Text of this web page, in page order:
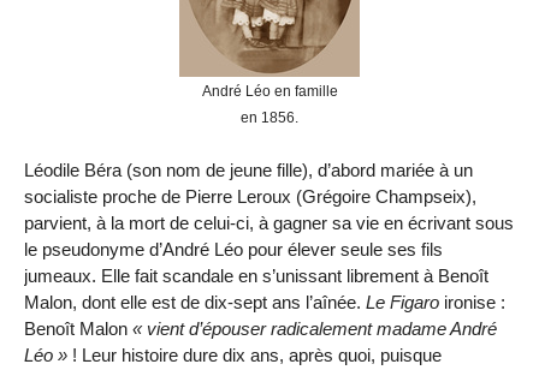
André Léo en famille
en 1856.
Léodile Béra (son nom de jeune fille), d’abord mariée à un
socialiste proche de Pierre Leroux (Grégoire Champseix),
parvient, à la mort de celui-ci, à gagner sa vie en écrivant sous
le pseudonyme d’André Léo pour élever seule ses fils
jumeaux. Elle fait scandale en s’unissant librement à Benoît
Malon, dont elle est de dix-sept ans l’aînée. Le Figaro ironise :
Benoît Malon
vient d’épouser radicalement madame André
Léo
! Leur histoire dure dix ans, après quoi, puisque